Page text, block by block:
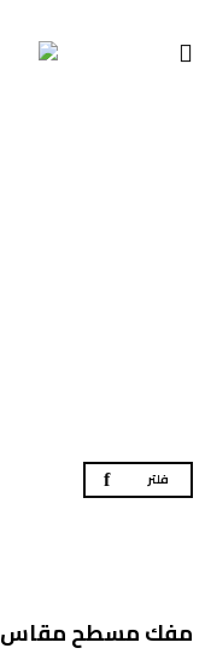
فلتر
مفك مسطح مقاس 100 ملي